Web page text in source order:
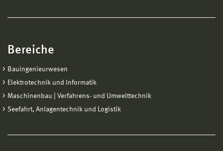
Bereiche
Bauingenieurwesen
Elektrotechnik und Informatik
Maschinenbau | Verfahrens- und Umwelttechnik
Seefahrt, Anlagentechnik und Logistik